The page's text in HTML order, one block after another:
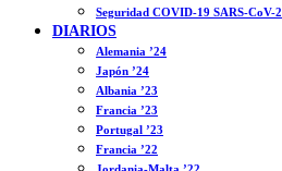
Seguridad COVID-19 SARS-CoV-2
DIARIOS
Alemania ’24
Japón ’24
Albania ’23
Francia ’23
Portugal ’23
Francia ’22